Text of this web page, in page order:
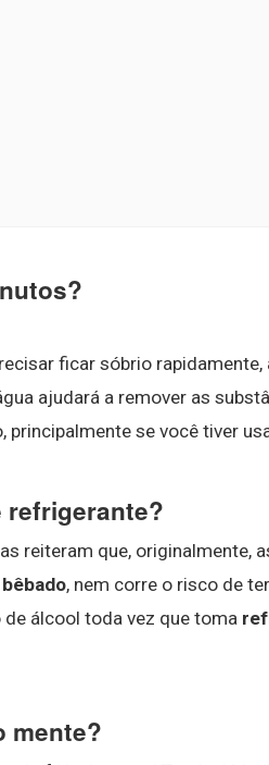
ficar sóbrio rapidamente,
ajudará a remover as
se você tiver
refrigerante?
reiteram que, originalmente,
bêbado, nem corre o risco de
álcool toda vez que toma
mente?